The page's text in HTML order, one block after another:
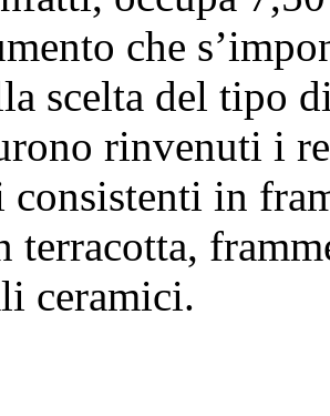
che
scelta del tipo
rinvenuti i
consistenti in
terracotta,
ceramici.